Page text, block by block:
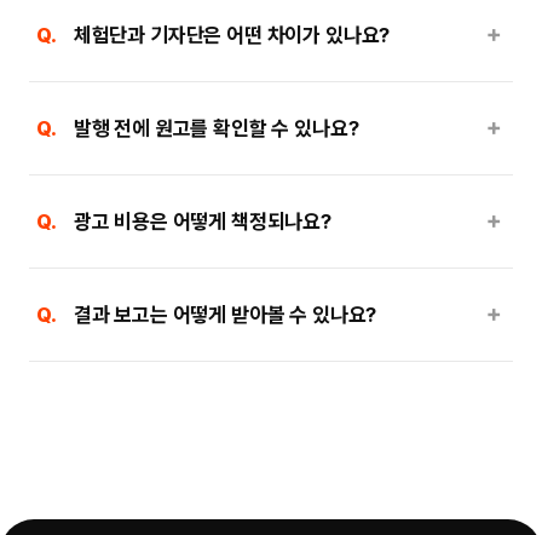
Q. 체험단과 기자단은 어떤 차이가 있나요? ＋
Q. 발행 전에 원고를 확인할 수 있나요? ＋
Q. 광고 비용은 어떻게 책정되나요? ＋
Q. 결과 보고는 어떻게 받아볼 수 있나요? ＋